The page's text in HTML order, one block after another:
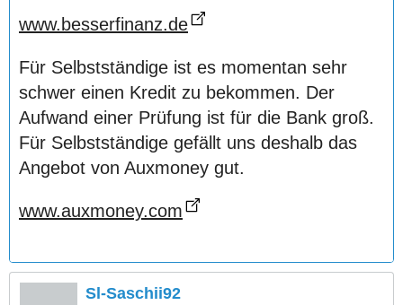
www.besserfinanz.de
Für Selbstständige ist es momentan sehr
schwer einen Kredit zu bekommen. Der
Aufwand einer Prüfung ist für die Bank groß.
Für Selbstständige gefällt uns deshalb das
Angebot von Auxmoney gut.
www.auxmoney.com
Sl-Saschii92